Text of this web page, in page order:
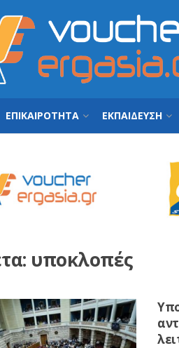
ΕΠΙΚΑΙΡΟΤΗΤΑ ΕΚΠΑΙΔΕΥΣΗ
υποκλοπές